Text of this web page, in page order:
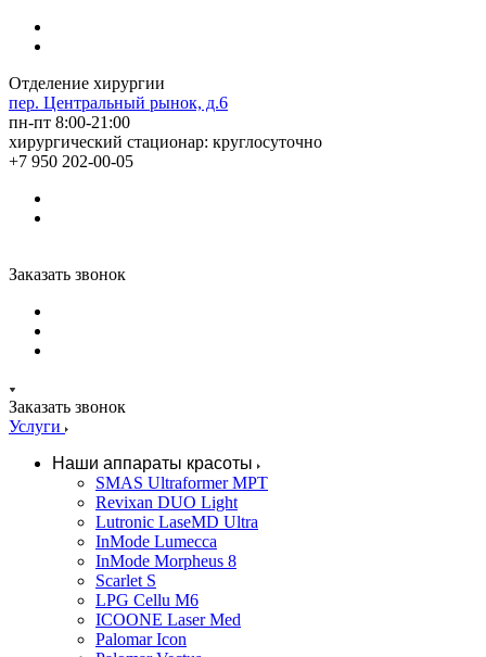
Отделение хирургии
пер. Центральный рынок, д.6
пн-пт 8:00-21:00
хирургический стационар: круглосуточно
+7 950 202-00-05
Заказать звонок
Заказать звонок
Услуги
Наши аппараты красоты
SMAS Ultraformer MPT
Revixan DUO Light
Lutronic LaseMD Ultra
InMode Lumecca
InMode Morpheus 8
Scarlet S
LPG Cellu M6
ICOONE Laser Med
Palomar Icon